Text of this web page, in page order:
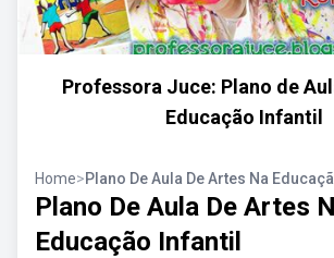
Professora Juce: Plano de
Educação Infantil
Home>Plano De Aula De Artes Na
Plano De Aula De Artes
Educação Infantil